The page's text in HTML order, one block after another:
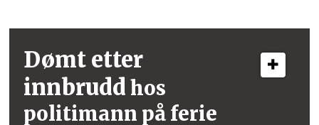
Dømt etter
innbrudd hos
politimann på ferie